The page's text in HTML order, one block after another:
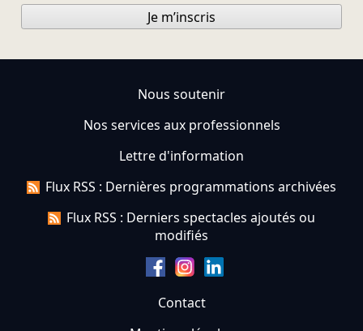
Je m’inscris
Nous soutenir
Nos services aux professionnels
Lettre d'information
Flux RSS : Dernières programmations archivées
Flux RSS : Derniers spectacles ajoutés ou
modifiés
Contact